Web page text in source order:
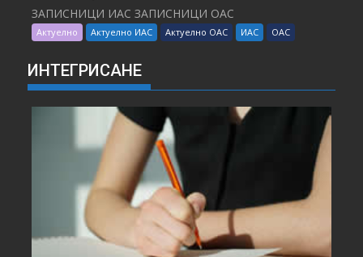
ЗАПИСНИЦИ ИАС ЗАПИСНИЦИ ОАС
Актуелно Актуелно ИАС Актуелно ОАС ИАС ОАС
ИНТЕГРИСАНЕ